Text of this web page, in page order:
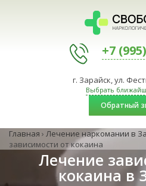
+7
г. Зарайск, ул.
Выбрать
Обратный
Главная › Лечение наркомании в
зависимости от кокаина
Лечение
кокаина в